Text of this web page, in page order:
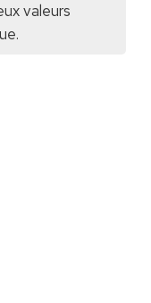
valeurs